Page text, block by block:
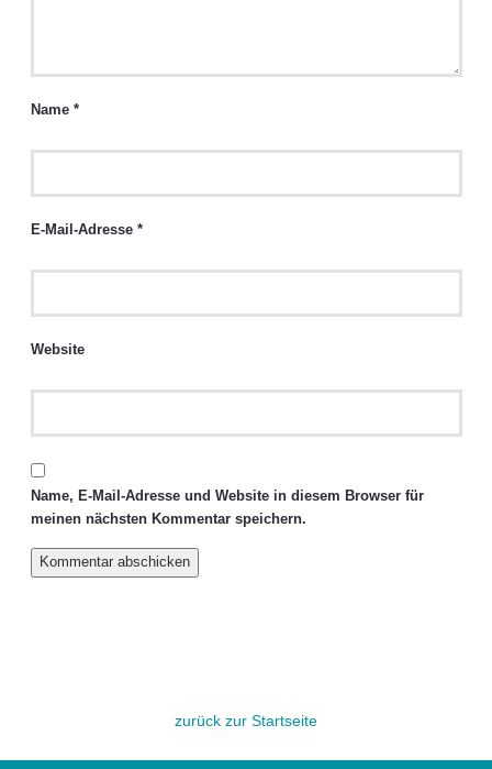
Name *
E-Mail-Adresse *
Website
Name, E-Mail-Adresse und Website in diesem Browser für
meinen nächsten Kommentar speichern.
zurück zur Startseite